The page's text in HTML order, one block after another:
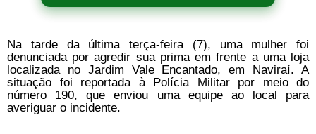
Na tarde da última terça-feira (7), uma mulher foi
denunciada por agredir sua prima em frente a uma loja
localizada no Jardim Vale Encantado, em Naviraí. A
situação foi reportada à Polícia Militar por meio do
número 190, que enviou uma equipe ao local para
averiguar o incidente.